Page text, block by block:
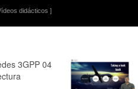
Taking a